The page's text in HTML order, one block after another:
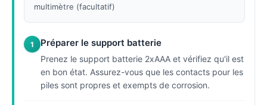
multimètre (facultatif)
1 Préparer le support batterie
Prenez le support batterie 2xAAA et vérifiez qu'il est
en bon état. Assurez-vous que les contacts pour les
piles sont propres et exempts de corrosion.